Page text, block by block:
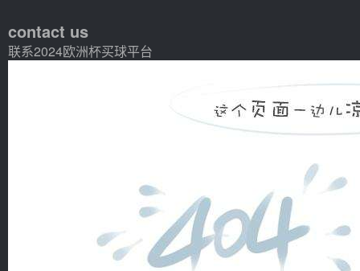
contact us
联系2024欧洲杯买球平台